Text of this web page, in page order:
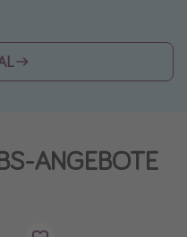
ANGEBOTE